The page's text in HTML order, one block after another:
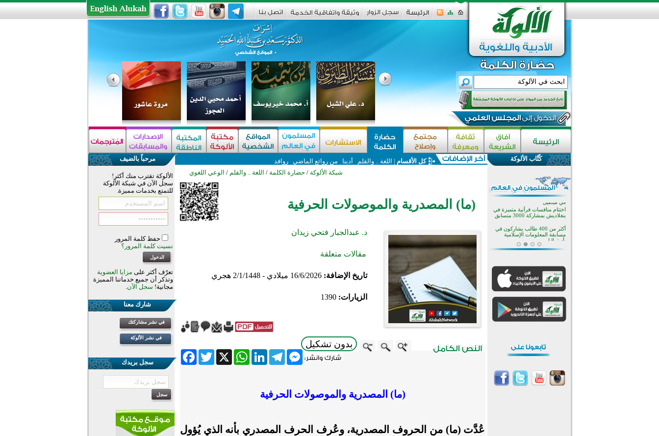
كل الأقسام | اللغة .. والقلم أدبنا من روائع الماضي روافد
شبكة الألوكة / حضارة الكلمة / اللغة .. والقلم / الوعي اللغوي
(ما) المصدرية والموصولات الحرفية
د. عبدالجبار فتحي زيدان
مقالات متعلقة
تاريخ الإضافة:16/6/2026 ميلادي - 2/1/1448 هجري
الزيارات:1390
بدون تشكيل
FacebookTwitter X
WhatsAppLinkedInTelegram
Messenger
(ما) المصدرية والموصولات الحرفية
عُدَّت (ما) من الحروف المصدرية، وعُرف الحرف المصدري بأنه الذي يُؤول
مرحباً بالضيف
الألوكة تقترب منك أكثر!
سجل الآن في شبكة الألوكة
للتمتع بخدمات مميزة.
حفظ كلمة المرور
نسيت كلمة المرور؟
تعرّف أكثر على مزايا العضوية
وتذكر أن جميع خدماتنا المميزة
مجانية! سجل الآن.
شارك معنا
في نشر مشاركتك
في نشر الألوكة
سجل بريدك
كُتَّاب الألوكة
القرآن والتربية في صدارة البرامج
الصيفية للمسلمين في بينزا
وساراتوف وموردوفيا هذا العام
اختتام الدورة التاسعة لمسابقة حفظ
وتلاوة القرآن الكريم في أزناكاييف
أكثر من 100 شخص يتعرفون على
في ميلفيل
اختتام منافسات قرآنية متميزة في
بنغلاديش بمشاركة 3000 متسابق
مسابقة المعلومات الإسلامية
بأستراليا
افتتاح تاريخي لأول مسجد في بلييفليا
بالجبل الأسود منذ أكثر من قرن
منطقة ريبوفسي تحتفل بميلاد
مسجد جديد في أجواء إيمانية مميزة
أستراليا يفتتح أبوابه بعد سنوات من
العمل والعطاء
القرآن والتربية في صدارة البرامج
الصيفية للمسلمين في بينزا
اختتام الدورة التاسعة لمسابقة حفظ
وتلاوة القرآن الكريم في أزناكاييف
أكثر من 100 شخص يتعرفون على
بنغلاديش بمشاركة 3000 متسابق